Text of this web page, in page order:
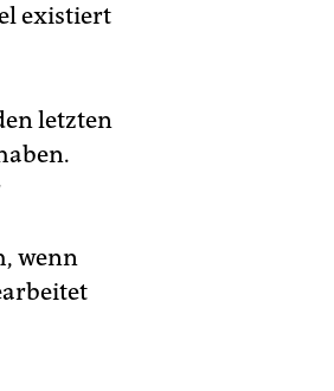
existiert
letzten
wenn